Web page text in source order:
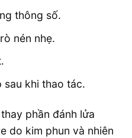
thông số.
nén nhẹ.
sau khi thao tác.
phần đánh lửa
do kim phun và nhiên